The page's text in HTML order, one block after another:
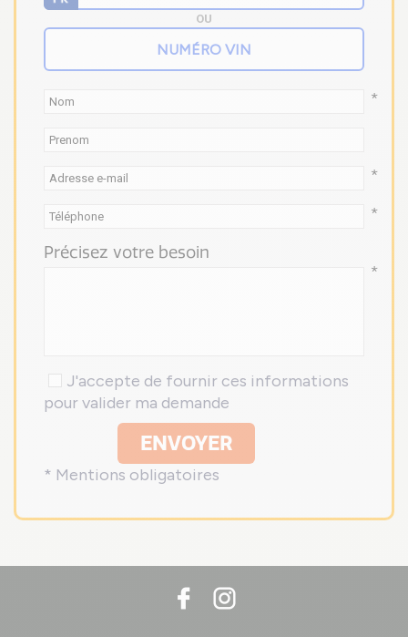
OU
*
*
*
Précisez votre besoin
*
J'accepte de fournir ces informations
pour valider ma demande
ENVOYER
* Mentions obligatoires